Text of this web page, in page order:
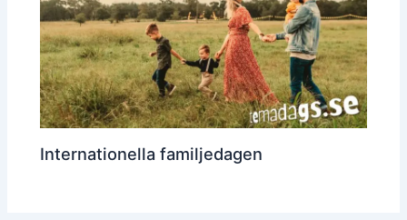
Internationella familjedagen